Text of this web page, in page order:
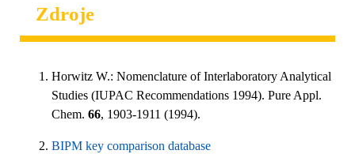
Zdroje
Horwitz W.: Nomenclature of Interlaboratory Analytical
Studies (IUPAC Recommendations 1994). Pure Appl.
Chem. 66, 1903-1911 (1994).
BIPM key comparison database